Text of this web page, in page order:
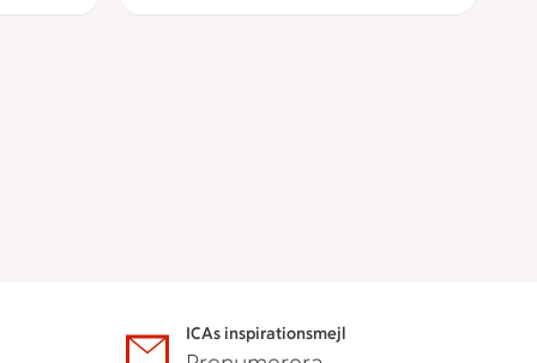
ICAs inspirationsmejl